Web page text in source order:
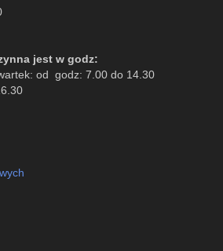
jest w godz:
od godz: 7.00 do 14.30